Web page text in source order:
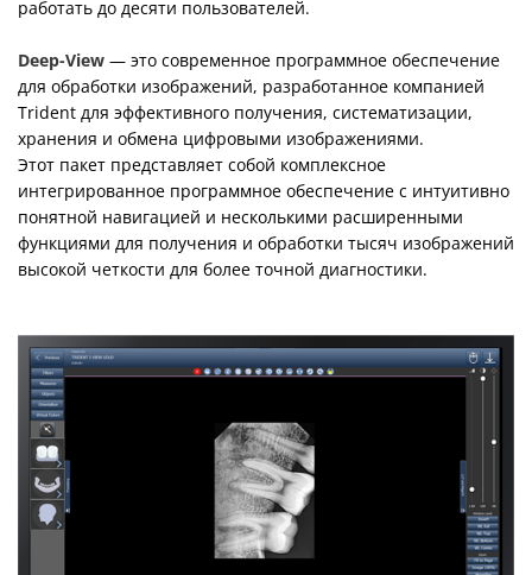
работать до десяти пользователей.
Deep-View — это современное программное обеспечение
для обработки изображений, разработанное компанией
Trident для эффективного получения, систематизации,
хранения и обмена цифровыми изображениями.
Этот пакет представляет собой комплексное
интегрированное программное обеспечение с интуитивно
понятной навигацией и несколькими расширенными
функциями для получения и обработки тысяч изображений
высокой четкости для более точной диагностики.